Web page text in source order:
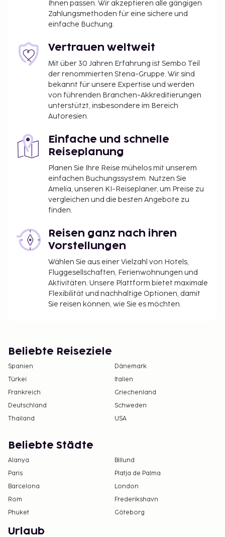
bleib gemütlich auf deinem Zimmer und nutz den
Zimmerservice.
Früher Check-in gegen Gebühr möglich (je nach
Später Check-out gegen Gebühr möglich (je
nach Verfügbarkeit)
Die oben aufgeführte Liste enthält vielleicht nicht
alle Informationen. Gebühren und Kautionen
enthalten eventuell keine Steuern und können sich
Auf dem Hotelgelände gibt es nur
eingeschränkt warmes Wasser.
Ein Kind bis 11 Jahre kann im Zimmer der Eltern
oder Erziehungsberechtigten kostenlos
übernachten, wenn keine zusätzlichen
Bettwaren angefordert werden.
Nur angemeldete Gäste erhalten Zugang zu den
Ihnen passen. Wir akzeptieren alle gängigen
Zahlungsmethoden für eine sichere und
einfache Buchung.
Vertrauen weltweit
Mit über 30 Jahren Erfahrung ist Sembo Teil
der renommierten Stena-Gruppe. Wir sind
bekannt für unsere Expertise und werden
von führenden Branchen-Akkreditierungen
unterstützt, insbesondere im Bereich
Autoresien.
Einfache und schnelle
Reiseplanung
Planen Sie Ihre Reise mühelos mit unserem
einfachen Buchungssystem. Nutzen Sie
Amelia, unseren KI-Reiseplaner, um Preise zu
vergleichen und die besten Angebote zu
finden.
Reisen ganz nach ihren
Vorstellungen
Wählen Sie aus einer Vielzahl von Hotels,
Fluggesellschaften, Ferienwohnungen und
Aktivitäten. Unsere Plattform bietet maximale
Flexibilität und nachhaltige Optionen, damit
Sie reisen können, wie Sie es möchten.
Beliebte Reiseziele
Spanien
Dänemark
Türkei
Italien
Frankreich
Griechenland
Deutschland
Schweden
Thailand
USA
Beliebte Städte
Alanya
Billund
Paris
Platja de Palma
Barcelona
London
Rom
Frederikshavn
Phuket
Göteborg
Urlaub